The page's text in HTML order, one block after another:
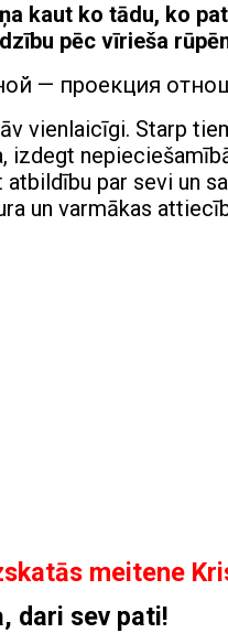
kaut ko tādu, ko
pēc vīrieša
vienlaicīgi. Starp
izdegt
par sevi un
un varmākas
meitene
dari sev pati!